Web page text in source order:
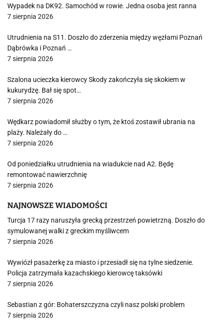
Wypadek na DK92. Samochód w rowie. Jedna osoba jest ranna
7 sierpnia 2026
Utrudnienia na S11. Doszło do zderzenia między węzłami Poznań
Dąbrówka i Poznań …
7 sierpnia 2026
Szalona ucieczka kierowcy Skody zakończyła się skokiem w
kukurydzę. Bał się spot…
7 sierpnia 2026
Wędkarz powiadomił służby o tym, że ktoś zostawił ubrania na
plaży. Należały do …
7 sierpnia 2026
Od poniedziałku utrudnienia na wiadukcie nad A2. Będę
remontować nawierzchnię
7 sierpnia 2026
NAJNOWSZE WIADOMOŚCI
Turcja 17 razy naruszyła grecką przestrzeń powietrzną. Doszło do
symulowanej walki z greckim myśliwcem
7 sierpnia 2026
Wywiózł pasażerkę za miasto i przesiadł się na tylne siedzenie.
Policja zatrzymała kazachskiego kierowcę taksówki
7 sierpnia 2026
Sebastian z gór: Bohaterszczyzna czyli nasz polski problem
7 sierpnia 2026